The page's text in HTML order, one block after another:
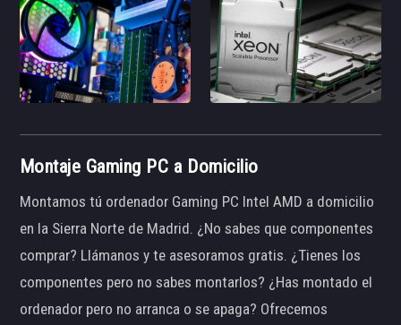
Montaje Gaming PC a Domicilio
Montamos tú ordenador Gaming PC Intel AMD a domicilio
en la Sierra Norte de Madrid. ¿No sabes que componentes
comprar? Llámanos y te asesoramos gratis. ¿Tienes los
componentes pero no sabes montarlos? ¿Has montado el
ordenador pero no arranca o se apaga? Ofrecemos